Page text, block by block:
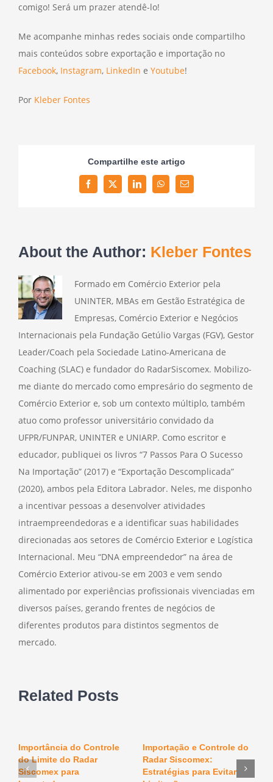
comigo! Será um prazer atendê-lo!
Me acompanhe minhas redes sociais onde compartilho
mais conteúdos sobre exportação e importação no
Facebook, Instagram, LinkedIn e Youtube!
Por Kleber Fontes
Compartilhe este artigo
FacebookTwitterLinkedInWhatsAppEmail
About the Author: Kleber Fontes
Formado em Comércio Exterior pela
UNINTER, MBAs em Gestão Estratégica de
Empresas, Comércio Exterior e Negócios
Internacionais pela Fundação Getúlio Vargas (FGV), Gestor
Leader/Coach pela Sociedade Latino-Americana de
Coaching (SLAC) e fundador do RadarSiscomex. Mobilizo-
me diante do mercado como empresário do segmento de
Comércio Exterior e, sob um contexto múltiplo, também
atuo como professor universitário convidado da
UFPR/FUNPAR, UNINTER e UNIARP. Como escritor e
educador, publiquei os livros “7 Passos Para O Sucesso
Na Importação” (2017) e “Exportação Descomplicada”
(2020), ambos pela Editora Labrador. Neles, me disponho
a incentivar pessoas a desenvolver atividades
intraempreendedoras e a identificar suas habilidades
direcionadas aos setores de Comércio Exterior e Logística
Internacional. Meu “DNA empreendedor” na área de
Comércio Exterior ativou-se em 2003 e vem sendo
alimentado por experiências profissionais vivenciadas em
diversos países, gerando frentes de negócios de
diferentes produtos para distintos segmentos de
mercado.
Related Posts
Importância do Controle
do Limite do Radar
Siscomex para
Importação e Controle do
Radar Siscomex:
Estratégias para Evitar